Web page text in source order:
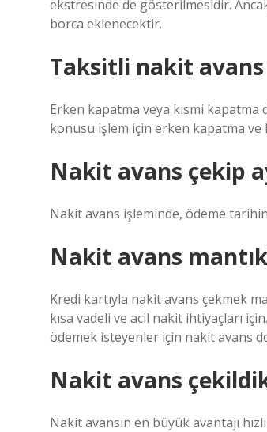
ekstresinde de gösterilmesidir.
borca ​​eklenecektir.
Taksitli nakit avans
Erken kapatma veya kısmi
konusu işlem için erken kapatma ve
Nakit avans çekip
Nakit avans işleminde, ödeme
Nakit avans
Kredi kartıyla nakit avans çekmek
kısa vadeli ve acil nakit ihtiyaçları
ödemek isteyenler için nakit avans
Nakit avans
Nakit avansın en büyük avantajı